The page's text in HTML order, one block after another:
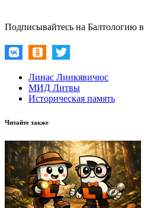
Подписывайтесь на Балтологию в
Линас Линкявичюс
МИД Литвы
Историческая память
Читайте также